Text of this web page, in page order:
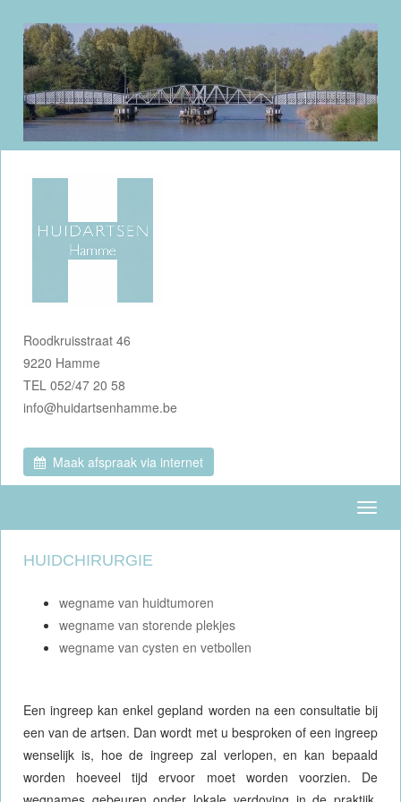
Roodkruisstraat 46
9220 Hamme
TEL 052/47 20 58
eb.emmahnestradiuh@ofni
Maak afspraak via internet
HUIDCHIRURGIE
wegname van huidtumoren
wegname van storende plekjes
wegname van cysten en vetbollen
Een ingreep kan enkel gepland worden na een consultatie bij
een van de artsen. Dan wordt met u besproken of een ingreep
wenselijk is, hoe de ingreep zal verlopen, en kan bepaald
worden hoeveel tijd ervoor moet worden voorzien. De